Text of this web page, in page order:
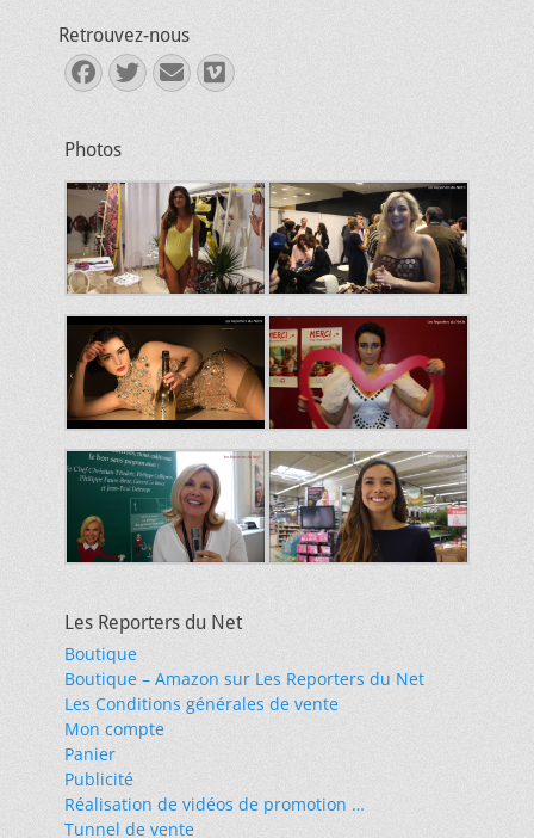
Retrouvez-nous
Facebook
Twitter
E-
mail
Vimeo
Photos
Les Reporters du Net
Boutique
Boutique – Amazon sur Les Reporters du Net
Les Conditions générales de vente
Mon compte
Panier
Publicité
Réalisation de vidéos de promotion …
Tunnel de vente